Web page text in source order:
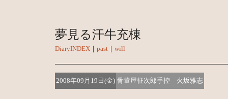
夢見る汗牛充棟
DiaryINDEX｜ past｜ will
2008年09月19日(金) 骨董屋征次郎手控 火坂雅志